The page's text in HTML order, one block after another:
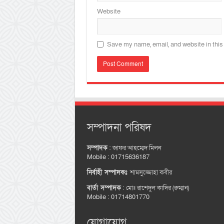
Website
Save my name, email, and website in
সম্পাদনা পরিষদ
সম্পাদক:জাফর আহম্মেদ মিলন
Mobile : 01715636187
নির্বাহী সম্পাদকঃশামসুজ্জোহা কবীর
বার্তা সম্পাদক: মোঃ রাশেদুল কাদির (রুম্মান)
Mobile : 01714801770